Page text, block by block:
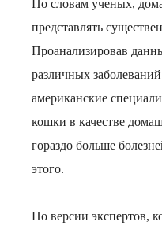
По словам ученых,
представлять
Проанализировав
различных
американские
кошки в качестве
гораздо больше
этого.
По версии экспертов,